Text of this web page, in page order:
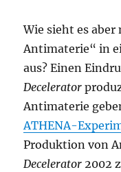
Wie sieht es
Antimaterie“ in
aus? Einen
Decelerator
Antimaterie
ATHENA-
Produktion von
Decelerator 2002